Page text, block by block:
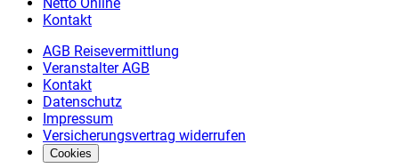
Kontakt
AGB Reisevermittlung
Veranstalter AGB
Kontakt
Datenschutz
Impressum
Versicherungsvertrag widerrufen
Cookies